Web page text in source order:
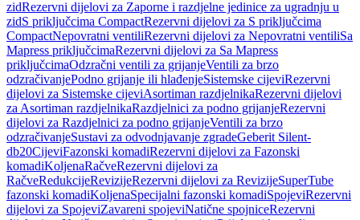
zidRezervni dijelovi za Zaporne i razdjelne jedinice za ugradnju u
zidS priključcima CompactRezervni dijelovi za S priključcima
CompactNepovratni ventiliRezervni dijelovi za Nepovratni ventiliSa
Mapress priključcimaRezervni dijelovi za Sa Mapress
priključcimaOdzračni ventili za grijanjeVentili za brzo
odzračivanjePodno grijanje ili hlađenjeSistemske cijeviRezervni
dijelovi za Sistemske cijeviAsortiman razdjelnikaRezervni dijelovi
za Asortiman razdjelnikaRazdjelnici za podno grijanjeRezervni
dijelovi za Razdjelnici za podno grijanjeVentili za brzo
odzračivanjeSustavi za odvodnjavanje zgradeGeberit Silent-
db20CijeviFazonski komadiRezervni dijelovi za Fazonski
komadiKoljenaRačveRezervni dijelovi za
RačveRedukcijeRevizijeRezervni dijelovi za RevizijeSuperTube
fazonski komadiKoljenaSpecijalni fazonski komadiSpojeviRezervni
dijelovi za SpojeviZavareni spojeviNatične spojniceRezervni